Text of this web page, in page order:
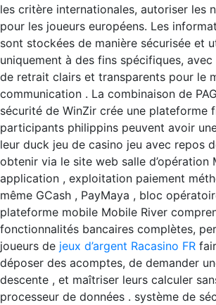
les critère internationales, autoriser les
pour les joueurs européens. Les
sont stockées de manière sécurisée et
uniquement à des fins spécifiques, avec
de retrait clairs et transparents pour le
communication . La combinaison de
sécurité de WinZir crée une plateforme
participants philippins peuvent avoir
leur duck jeu de casino jeu avec repos
obtenir via le site web salle d’opération
application , exploitation paiement
même GCash , PayMaya , bloc
plateforme mobile Mobile River
fonctionnalités bancaires complètes,
joueurs de jeux d’argent Racasino FR
déposer des acomptes, de demander
descente , et maîtriser leurs calculer
processeur de données . système de